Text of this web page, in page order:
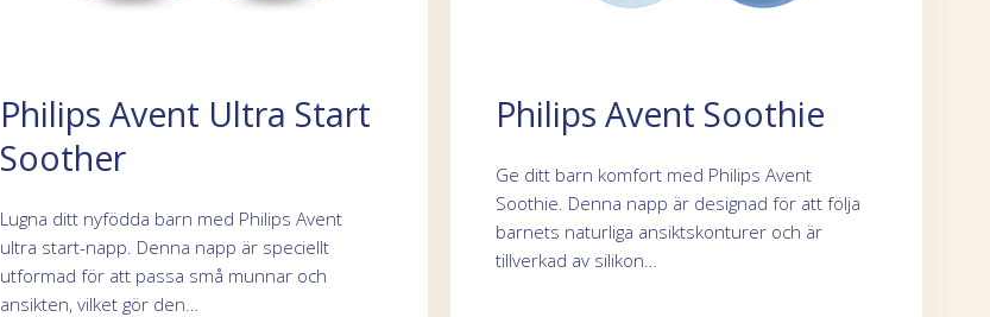
Philips Avent Ultra Start
Soother
Lugna ditt nyfödda barn med Philips Avent
ultra start-napp. Denna napp är speciellt
utformad för att passa små munnar och
ansikten, vilket gör den…
Philips Avent Soothie
Ge ditt barn komfort med Philips Avent
Soothie. Denna napp är designad för att följa
barnets naturliga ansiktskonturer och är
tillverkad av silikon…